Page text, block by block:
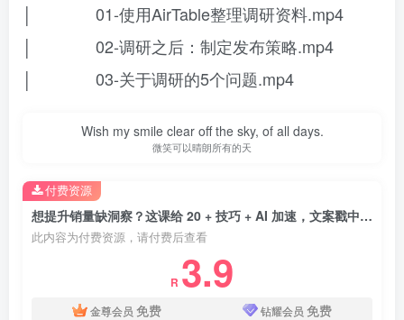
│ 01-使用AirTable整理调研资料.mp4
│ 02-调研之后：制定发布策略.mp4
│ 03-关于调研的5个问题.mp4
Wish my smile clear off the sky, of all days.
微笑可以晴朗所有的天
想提升销量缺洞察？这课给 20 + 技巧 + AI 加速，文案戳中客户超简单！【原创双语字幕】
此内容为付费资源，请付费后查看
R 3.9
金尊会员 免费 钻耀会员 免费
付费资源